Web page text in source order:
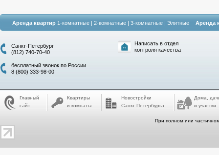
Аренда квартир 1-комнатные | 2-комнатные | 3-комнатные | Элитные Аренда
Санкт-Петербург
(812) 740-70-40
бесплатный звонок по России
8 (800) 333-98-00
Написать в отдел
контроля качества
Главный
сайт
Квартиры
и комнаты
Новостройки
Санкт-Петербурга
Дома,
и участки
При полном или